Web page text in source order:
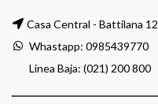
Casa Central - Battilana
Whastapp: 0985439770
Linea Baja: (021) 200 800